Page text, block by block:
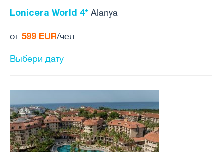
Lonicera World 4* Alanya
от 599 EUR/чел
Выбери дату